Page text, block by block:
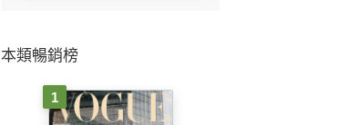
本類暢銷榜
1